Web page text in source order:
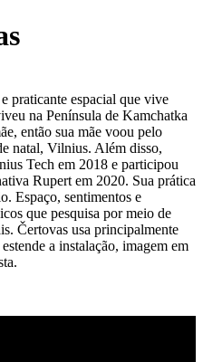
praticante espacial que vive
na Península de Kamchatka
então sua mãe voou pelo
natal, Vilnius. Além disso,
Tech em 2018 e participou
Rupert em 2020. Sua prática
Espaço, sentimentos e
que pesquisa por meio de
Čertovas usa principalmente
a instalação, imagem em